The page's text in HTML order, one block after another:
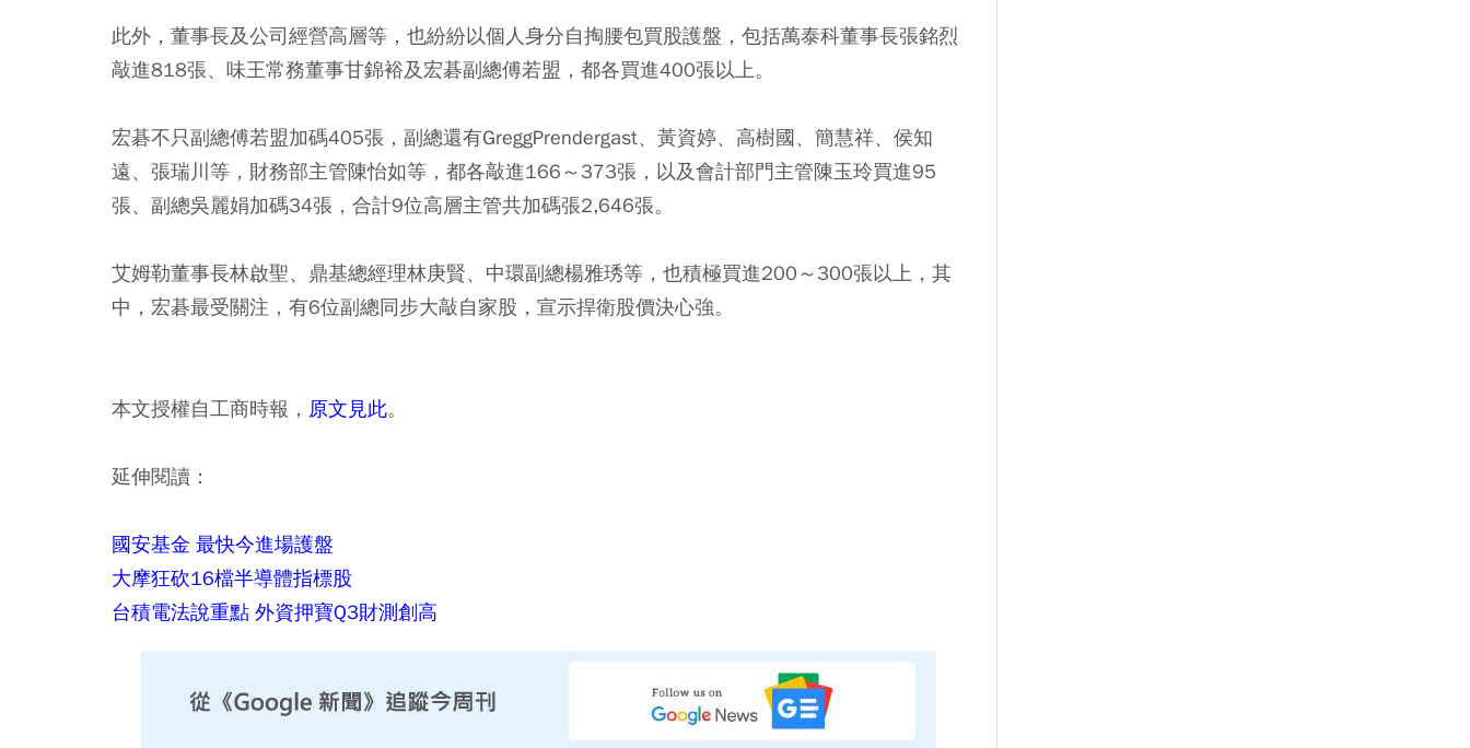
此外，董事長及公司經營高層等，也紛紛以個人身分自掏腰包買股護盤，包括萬泰科董事長張銘烈
敲進818張、味王常務董事甘錦裕及宏碁副總傅若盟，都各買進400張以上。
宏碁不只副總傅若盟加碼405張，副總還有GreggPrendergast、黃資婷、高樹國、簡慧祥、侯知
遠、張瑞川等，財務部主管陳怡如等，都各敲進166～373張，以及會計部門主管陳玉玲買進95
張、副總吳麗娟加碼34張，合計9位高層主管共加碼張2,646張。
艾姆勒董事長林啟聖、鼎基總經理林庚賢、中環副總楊雅琇等，也積極買進200～300張以上，其
中，宏碁最受關注，有6位副總同步大敲自家股，宣示捍衛股價決心強。
本文授權自工商時報， 原文見此。
延伸閱讀：
國安基金 最快今進場護盤
大摩狂砍16檔半導體指標股
台積電法說重點 外資押寶Q3財測創高